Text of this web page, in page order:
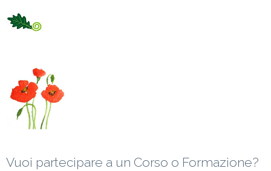
Vuoi partecipare a un Corso o Formazione?